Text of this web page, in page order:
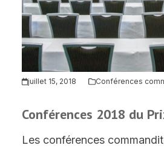
juillet 15, 2018 Conférences
Conférences 2018 du
Les conférences